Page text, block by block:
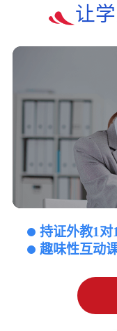
让
持证外教1对1
趣味性互动